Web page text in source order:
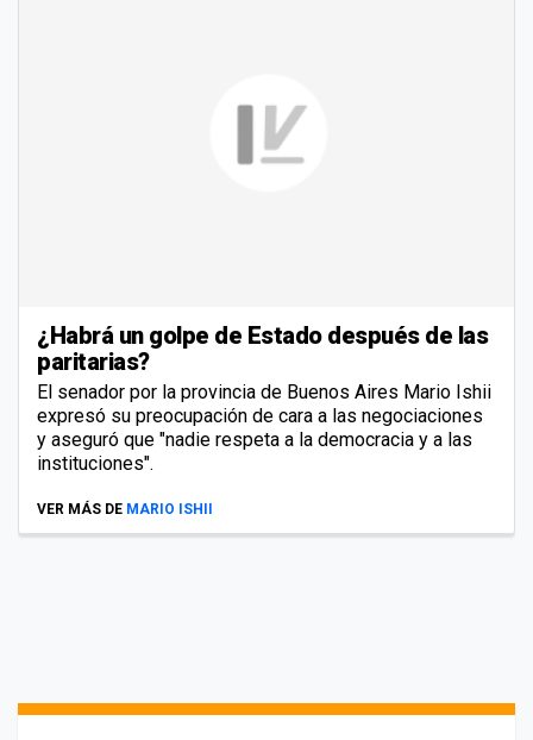
¿Habrá un golpe de Estado después de las
paritarias?
El senador por la provincia de Buenos Aires Mario Ishii
expresó su preocupación de cara a las negociaciones
y aseguró que "nadie respeta a la democracia y a las
instituciones".
VER MÁS DE MARIO ISHII